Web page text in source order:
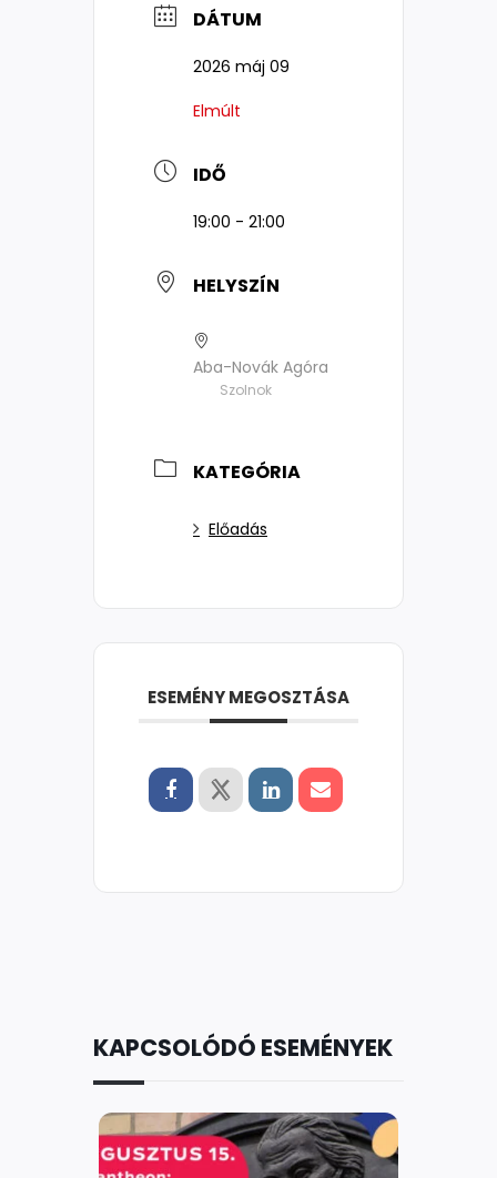
DÁTUM
2026 máj 09
Elmúlt
IDŐ
19:00 - 21:00
HELYSZÍN
Aba-Novák Agóra
Szolnok
KATEGÓRIA
Előadás
ESEMÉNY MEGOSZTÁSA
KAPCSOLÓDÓ ESEMÉNYEK